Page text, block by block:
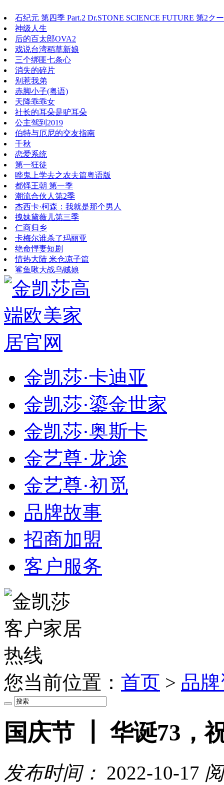
石纪元 第四季 Part.2 Dr.STONE SCIENCE FUTURE 第2ク
神级人生
后的百太郎OVA2
戏说台湾稻草新娘
三个绑匪七条心
消失的碎片
别惹我弟
赤脚小子(粤语)
天降乖乖女
社长的耳朵是驴耳朵
公主驾到2019
伯特与厄尼的交友指南
千秋
恋爱系统
第一狂徒
哗鬼上学去之农夫篇粤语版
都铎王朝 第一季
潮流合伙人第2季
杰西卡·柯森：我就是那个男人
拽妹黛薇儿第三季
仁商归乡
卡梅尔谁杀了玛丽亚
绝命悍妻短剧
情热大陆 米仓凉子篇
鲨鱼啾大战乌贼娘
金凯莎·卡迪亚
金凯莎·鎏金世家
金凯莎·奥斯卡
金艺尊·龙途
金艺尊·初觅
品牌故事
招商加盟
客户服务
您当前位置： 首页 > 品
国庆节 ┃ 华诞73，
发布时间： 2022-10-17